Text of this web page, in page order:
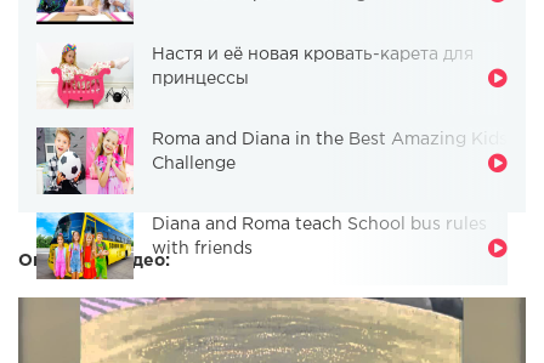
Настя и её новая кровать-карета для
принцессы
Roma and Diana in the Best Amazing Kids
Challenge
Diana and Roma teach School bus rules
with friends
Описание видео: